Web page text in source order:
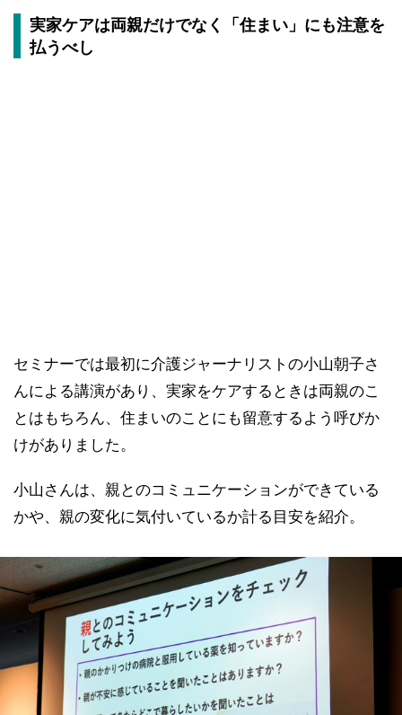
実家ケアは両親だけでなく「住まい」にも注意を
払うべし
セミナーでは最初に介護ジャーナリストの小山朝子さ
んによる講演があり、実家をケアするときは両親のこ
とはもちろん、住まいのことにも留意するよう呼びか
けがありました。
小山さんは、親とのコミュニケーションができている
かや、親の変化に気付いているか計る目安を紹介。